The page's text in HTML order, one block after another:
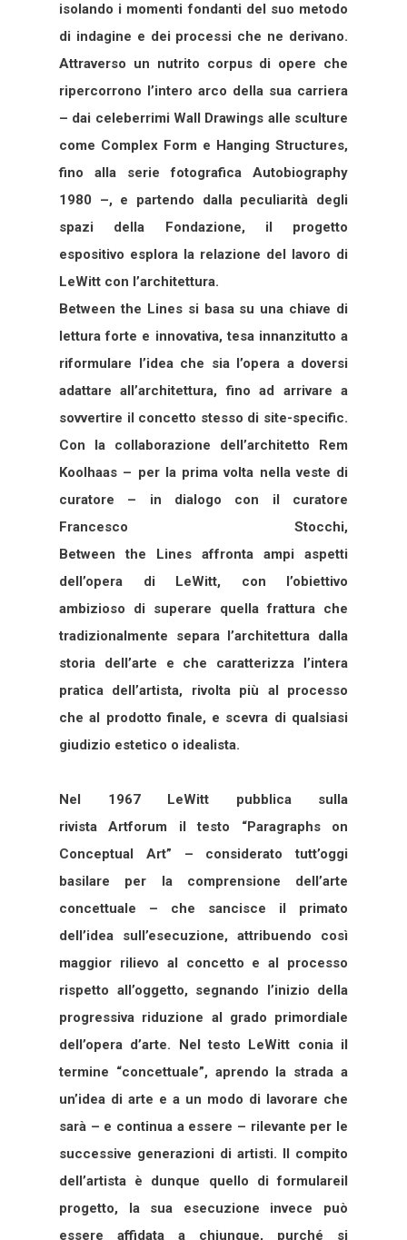
isolando i momenti fondanti del suo metodo
di indagine e dei processi che ne derivano.
Attraverso un nutrito corpus di opere che
ripercorrono l’intero arco della sua carriera
– dai celeberrimi Wall Drawings alle sculture
come Complex Form e Hanging Structures,
fino alla serie fotografica Autobiography
1980 –, e partendo dalla peculiarità degli
spazi della Fondazione, il progetto
espositivo esplora la relazione del lavoro di
LeWitt con l’architettura.
Between the Lines si basa su una chiave di
lettura forte e innovativa, tesa innanzitutto a
riformulare l’idea che sia l’opera a doversi
adattare all’architettura, fino ad arrivare a
sovvertire il concetto stesso di site­-specific.
Con la collaborazione dell’architetto Rem
Koolhaas – per la prima volta nella veste di
curatore – in dialogo con il curatore
Francesco Stocchi,
Between the Lines affronta ampi aspetti
dell’opera di LeWitt, con l’obiettivo
ambizioso di superare quella frattura che
tradizionalmente separa l’architettura dalla
storia dell’arte e che caratterizza l’intera
pratica dell’artista, rivolta più al processo
che al prodotto finale, e scevra di qualsiasi
giudizio estetico o idealista.
Nel 1967 LeWitt pubblica sulla
rivista Artforum il testo “Paragraphs on
Conceptual Art” – considerato tutt’oggi
basilare per la comprensione dell’arte
concettuale – che sancisce il primato
dell’idea sull’esecuzione, attribuendo così
maggior rilievo al concetto e al processo
rispetto all’oggetto, segnando l’inizio della
progressiva riduzione al grado primordiale
dell’opera d’arte. Nel testo LeWitt conia il
termine “concettuale”, aprendo la strada a
un’idea di arte e a un modo di lavorare che
sarà – e continua a essere – rilevante per le
successive generazioni di artisti. Il compito
dell’artista è dunque quello di formulareil
progetto, la sua esecuzione invece può
essere affidata a chiunque, purché si